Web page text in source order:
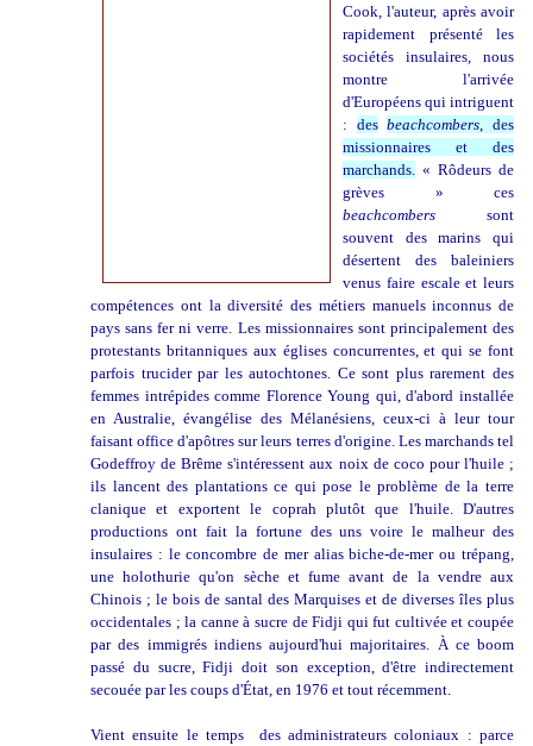
Cook, l'auteur, après avoir
rapidement présenté les
sociétés insulaires, nous
montre l'arrivée
d'Européens qui intriguent
: des beachcombers, des
missionnaires et des
marchands. « Rôdeurs de
grèves » ces
beachcombers sont
souvent des marins qui
désertent des baleiniers
venus faire escale et leurs
compétences ont la diversité des métiers manuels inconnus de
pays sans fer ni verre. Les missionnaires sont principalement des
protestants britanniques aux églises concurrentes, et qui se font
parfois trucider par les autochtones. Ce sont plus rarement des
femmes intrépides comme Florence Young qui, d'abord installée
en Australie, évangélise des Mélanésiens, ceux-ci à leur tour
faisant office d'apôtres sur leurs terres d'origine. Les marchands tel
Godeffroy de Brême s'intéressent aux noix de coco pour l'huile ;
ils lancent des plantations ce qui pose le problème de la terre
clanique et exportent le coprah plutôt que l'huile. D'autres
productions ont fait la fortune des uns voire le malheur des
insulaires : le concombre de mer alias biche-de-mer ou trépang,
une holothurie qu'on sèche et fume avant de la vendre aux
Chinois ; le bois de santal des Marquises et de diverses îles plus
occidentales ; la canne à sucre de Fidji qui fut cultivée et coupée
par des immigrés indiens aujourd'hui majoritaires. À ce boom
passé du sucre, Fidji doit son exception, d'être indirectement
secouée par les coups d'État, en 1976 et tout récemment.
Vient ensuite le temps des administrateurs coloniaux : parce